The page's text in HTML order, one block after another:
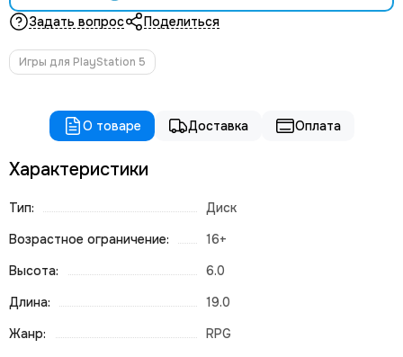
Задать вопрос Поделиться
Игры для PlayStation 5
О товаре Доставка Оплата
Характеристики
Тип:
Диск
Возрастное ограничение:
16+
Высота:
6.0
Длина:
19.0
Жанр:
RPG